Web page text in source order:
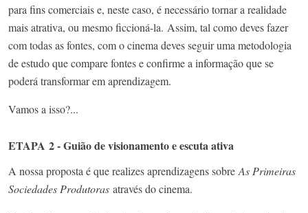
para fins comerciais e, neste caso, é necessário tornar a realidade
mais atrativa, ou mesmo ficcioná-la. Assim, tal como deves fazer
com todas as fontes, com o cinema deves seguir uma metodologia
de estudo que compare fontes e confirme a informação que se
poderá transformar em aprendizagem.
Vamos a isso?...
ETAPA 2 - Guião de visionamento e escuta ativa
A nossa proposta é que realizes aprendizagens sobre As Primeiras
Sociedades Produtoras através do cinema.